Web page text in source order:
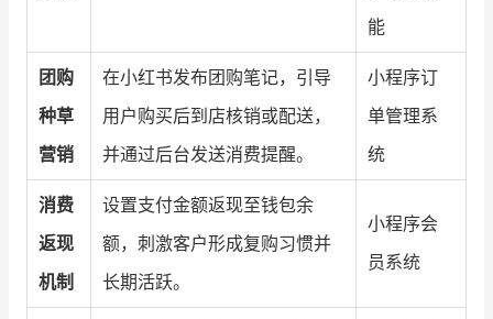
能
团购
种草
营销
在小红书发布团购笔记，引导
用户购买后到店核销或配送，
并通过后台发送消费提醒。
小程序订
单管理系
统
消费
返现
机制
设置支付金额返现至钱包余
额，刺激客户形成复购习惯并
长期活跃。
小程序会
员系统